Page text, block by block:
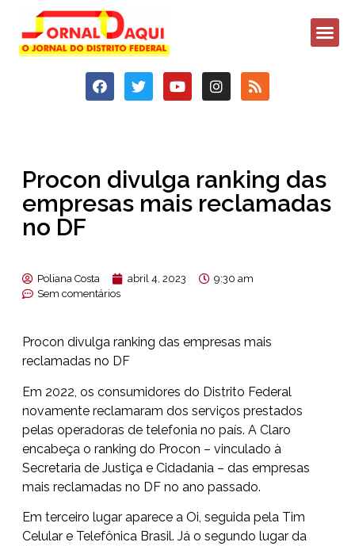
Procon divulga ranking das
empresas mais reclamadas
no DF
Poliana Costa abril 4, 2023
9:30 am
Sem comentários
Procon divulga ranking das empresas mais
reclamadas no DF
Em 2022, os consumidores do Distrito Federal
novamente reclamaram dos serviços prestados
pelas operadoras de telefonia no país. A Claro
encabeça o ranking do Procon – vinculado à
Secretaria de Justiça e Cidadania – das empresas
mais reclamadas no DF no ano passado.
Em terceiro lugar aparece a Oi, seguida pela Tim
Celular e Telefônica Brasil. Já o segundo lugar da